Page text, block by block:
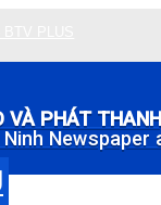
VÀ PHÁT
Ninh Newspaper